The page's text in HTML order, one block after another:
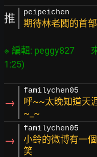
推 peipeichen
期待林老闆的首
※ 編輯: peggy827
→
familychen05
呼~~太晚知道天
~_~
→
familychen05
小鈴的微博有一
笑